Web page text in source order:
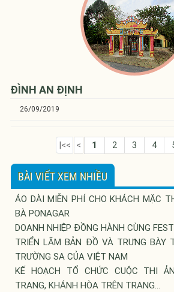
ĐÌNH AN ĐỊNH
26/09/2019
|<< < 1 2 3 4
BÀI VIẾT XEM NHIỀU
ÁO DÀI MIỄN PHÍ CHO KHÁCH MẶC
BÀ PONAGAR
DOANH NHIỆP ĐỒNG HÀNH CÙNG
TRIỂN LÃM BẢN ĐỒ VÀ TRƯNG BÀY
TRƯỜNG SA CỦA VIỆT NAM
KẾ HOẠCH TỔ CHỨC CUỘC THI
TRANG, KHÁNH HÒA TRÊN TRANG...